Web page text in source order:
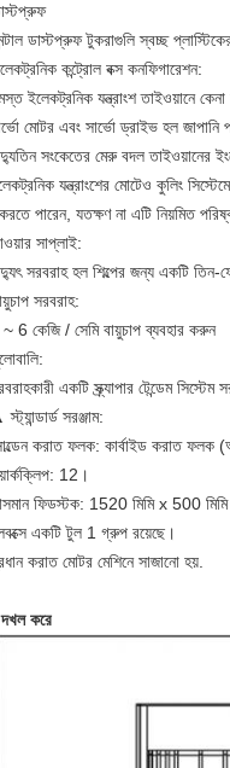
ডাস্টপ্রুফ টুকরাগুলি স্বচ্ছ
কন্ট্রোল বক্স কনফিগারেশন:
ইলেকট্রনিক যন্ত্রাংশ তাইওয়ানে
মোটর এবং সার্ভো ড্রাইভ হল জাপানি
সংকেতের মেরু বদল তাইওয়ানের
যন্ত্রাংশের মোটেও কুলিং
পারেন, যতক্ষণ না এটি নিয়মিত
সাপ্লাই:
সরবরাহ হল শিল্পের জন্য একটি
সরবরাহ:
6 কেজি / সেমি বায়ুচাপ ব্যবহার করুন
একটি স্ক্র্যাপার টেন্ডেম
সরঞ্জাম:
করাত ফলক: কার্বাইড করাত ফলক
12।
ফিডস্টক: 1520 মিমি x 500
একটি টুল 1 গ্রুপ রয়েছে।
করাত মোটর মেশিনে সাজানো হয়.
করে